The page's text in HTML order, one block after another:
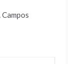
Campos